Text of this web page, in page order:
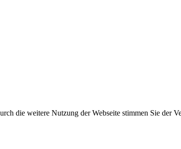
die weitere Nutzung der Webseite stimmen Sie der